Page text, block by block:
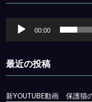
ー
ヤ
ー
00:00
最近の投稿
新YOUTUBE動画 保護猫